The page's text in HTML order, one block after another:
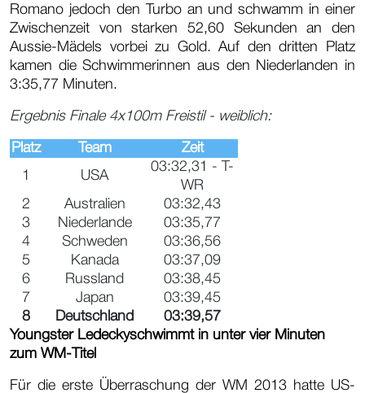
Romano jedoch den Turbo an und schwamm in einer
Zwischenzeit von starken 52,60 Sekunden an den
Aussie-Mädels vorbei zu Gold. Auf den dritten Platz
kamen die Schwimmerinnen aus den Niederlanden in
3:35,77 Minuten.
Ergebnis Finale 4x100m Freistil - weiblich:
Platz Team Zeit
1 USA
03:32,31 - T-
WR
2
Australien
03:32,43
3
Niederlande
03:35,77
4
Schweden
03:36,56
5
Kanada
03:37,09
6
Russland
03:38,45
7
Japan
03:39,45
8
Deutschland
03:39,57
Youngster Ledeckyschwimmt in unter vier Minuten
zum WM-Titel
Für die erste Überraschung der WM 2013 hatte US-